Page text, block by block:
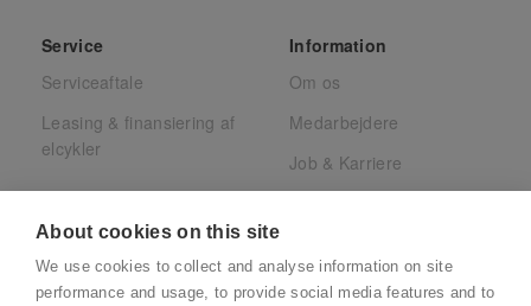
Service
Serviceaftale
Leasing & finansiering af
elcykler
Information
Om os
Medarbejdere
Job & Karriere
CSR
About cookies on this site
We use cookies to collect and analyse information on site
performance and usage, to provide social media features and to